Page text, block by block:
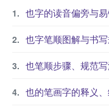
也字的读音偏旁与
也字笔顺图解与书
也笔顺步骤、规范
也的笔画字的释义